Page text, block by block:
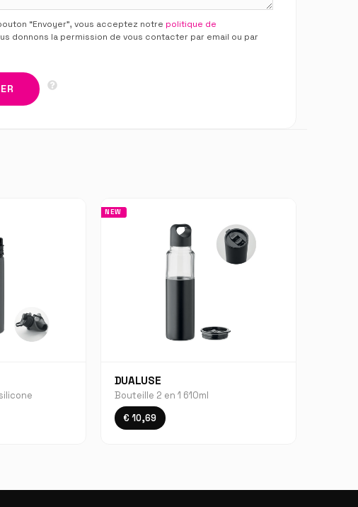
“Envoyer”, vous acceptez notre politique de
donnons la permission de vous contacter par email ou par
NEW
DUALUSE
Bouteille 2 en 1 610ml
€ 10,69